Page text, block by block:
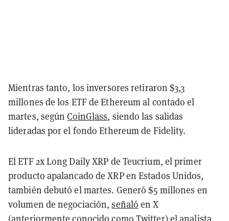
Mientras tanto, los inversores retiraron $3,3
millones de los ETF de Ethereum al contado el
martes, segúnCoinGlass, siendo las salidas
lideradas por el fondo Ethereum de Fidelity.
El ETF 2x Long Daily XRP de Teucrium, el primer
producto apalancado de XRP en Estados Unidos,
también debutó el martes. Generó $5 millones en
volumen de negociación,señaló en X